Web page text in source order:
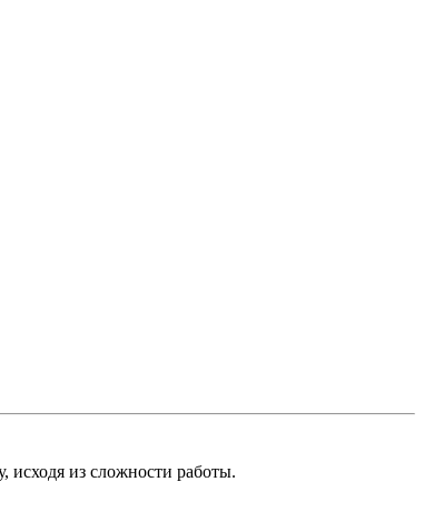
исходя из сложности работы.